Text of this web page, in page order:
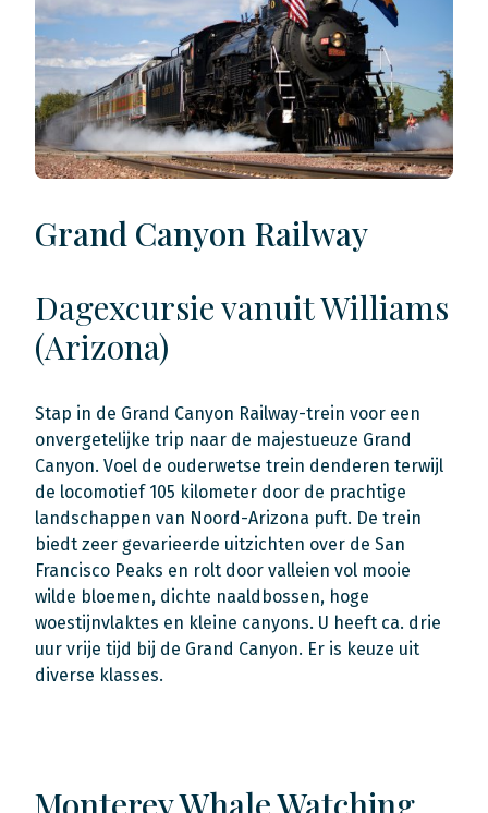
Grand Canyon Railway
Dagexcursie vanuit Williams
(Arizona)
Stap in de Grand Canyon Railway-trein voor een
onvergetelijke trip naar de majestueuze Grand
Canyon. Voel de ouderwetse trein denderen terwijl
de locomotief 105 kilometer door de prachtige
landschappen van Noord-Arizona puft. De trein
biedt zeer gevarieerde uitzichten over de San
Francisco Peaks en rolt door valleien vol mooie
wilde bloemen, dichte naaldbossen, hoge
woestijnvlaktes en kleine canyons. U heeft ca. drie
uur vrije tijd bij de Grand Canyon. Er is keuze uit
diverse klasses.
Monterey Whale Watching